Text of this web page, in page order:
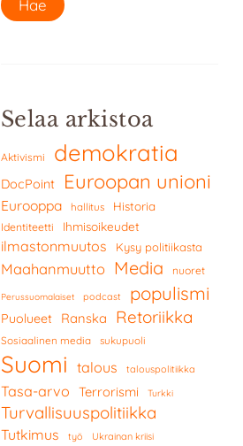
Selaa arkistoa
Aktivismi demokratia
DocPoint Euroopan unioni
Eurooppa hallitus Historia
Identiteetti Ihmisoikeudet
ilmastonmuutos Kysy politiikasta
Maahanmuutto Media nuoret
Perussuomalaiset podcast populismi
Puolueet Ranska Retoriikka
Sosiaalinen media sukupuoli
Suomi talous talouspolitiikka
Tasa-arvo Terrorismi Turkki
Turvallisuuspolitiikka
Tutkimus työ Ukrainan kriisi